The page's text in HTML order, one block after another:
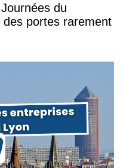
du
portes rarement